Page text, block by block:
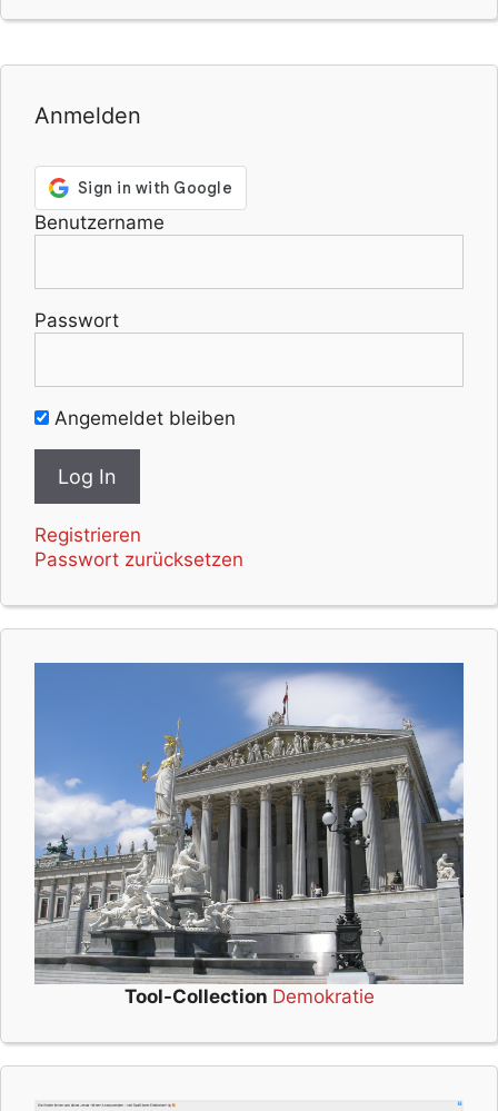
Anmelden
Benutzername
Passwort
Angemeldet bleiben
Registrieren
Passwort zurücksetzen
Tool-Collection Demokratie